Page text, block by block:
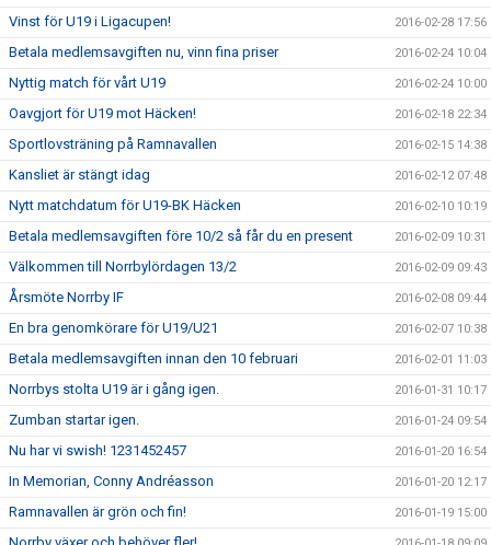
Vinst för U19 i Ligacupen! 2016-02-28 17:56
Betala medlemsavgiften nu, vinn fina priser 2016-02-24 10:04
Nyttig match för vårt U19 2016-02-24 10:00
Oavgjort för U19 mot Häcken! 2016-02-18 22:34
Sportlovsträning på Ramnavallen 2016-02-15 14:38
Kansliet är stängt idag 2016-02-12 07:48
Nytt matchdatum för U19-BK Häcken 2016-02-10 10:19
Betala medlemsavgiften före 10/2 så får du en present 2016-02-09 10:31
Välkommen till Norrbylördagen 13/2 2016-02-09 09:43
Årsmöte Norrby IF 2016-02-08 09:44
En bra genomkörare för U19/U21 2016-02-07 10:38
Betala medlemsavgiften innan den 10 februari 2016-02-01 11:03
Norrbys stolta U19 är i gång igen. 2016-01-31 10:17
Zumban startar igen. 2016-01-24 09:54
Nu har vi swish! 1231452457 2016-01-20 16:54
In Memorian, Conny Andréasson 2016-01-20 12:17
Ramnavallen är grön och fin! 2016-01-19 15:00